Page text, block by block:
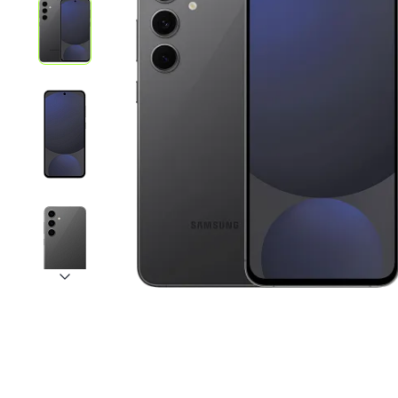
iPhone
F Series
M Series